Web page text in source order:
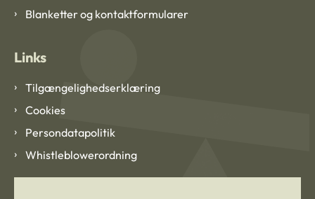
Blanketter og kontaktformularer
Links
Tilgængelighedserklæring
Cookies
Persondatapolitik
Whistleblowerordning